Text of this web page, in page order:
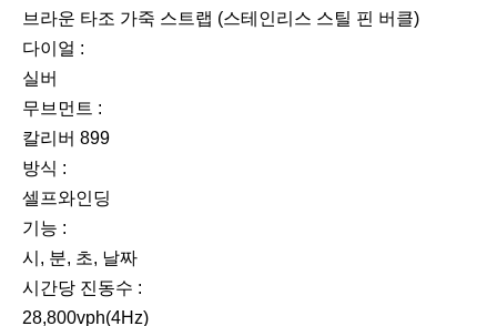
브라운 타조 가죽 스트랩 (스테인리스 스틸 핀 버클)
다이얼 :
실버
무브먼트 :
칼리버 899
방식 :
셀프와인딩
기능 :
시, 분, 초, 날짜
시간당 진동수 :
28,800vph(4Hz)